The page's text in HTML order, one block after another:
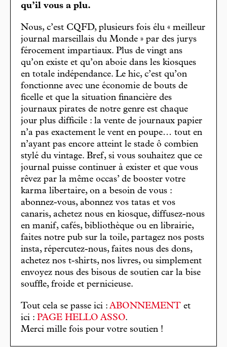
qu’il vous a plu.
Nous, c’est CQFD, plusieurs fois élu « meilleur
journal marseillais du Monde » par des jurys
férocement impartiaux. Plus de vingt ans
qu’on existe et qu’on aboie dans les kiosques
en totale indépendance. Le hic, c’est qu’on
fonctionne avec une économie de bouts de
ficelle et que la situation financière des
journaux pirates de notre genre est chaque
jour plus difficile : la vente de journaux papier
n’a pas exactement le vent en poupe… tout en
n’ayant pas encore atteint le stade ô combien
stylé du vintage. Bref, si vous souhaitez que ce
journal puisse continuer à exister et que vous
rêvez par la même occas’ de booster votre
karma libertaire, on a besoin de vous :
abonnez-vous, abonnez vos tatas et vos
canaris, achetez nous en kiosque, diffusez-nous
en manif, cafés, bibliothèque ou en librairie,
faites notre pub sur la toile, partagez nos posts
insta, répercutez-nous, faites nous des dons,
achetez nos t-shirts, nos livres, ou simplement
envoyez nous des bisous de soutien car la bise
souffle, froide et pernicieuse.
Tout cela se passe ici : ABONNEMENT et
ici : PAGE HELLO ASSO.
Merci mille fois pour votre soutien !